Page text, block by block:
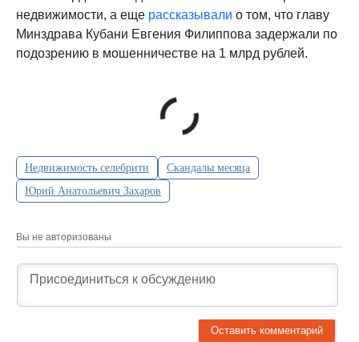
недвижимости, а еще рассказывали о том, что главу
Минздрава Кубани Евгения Филиппова задержали по
подозрению в мошенничестве на 1 млрд рублей.
Недвижимость селебрити
Скандалы месяца
Юрий Анатольевич Захаров
Вы не авторизованы